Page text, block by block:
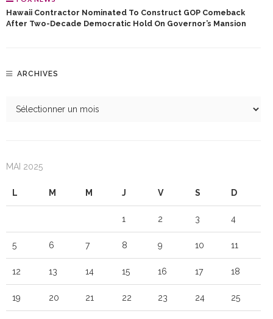
Hawaii Contractor Nominated To Construct GOP Comeback
After Two-Decade Democratic Hold On Governor’s Mansion
ARCHIVES
MAI 2025
L M M J V S D
1 2 3 4
5 6 7 8 9 10 11
12 13 14 15 16 17 18
19 20 21 22 23 24 25